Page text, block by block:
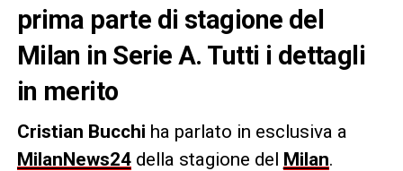
prima parte di stagione del
Milan in Serie A. Tutti i dettagli
in merito
Cristian Bucchi ha parlato in esclusiva a
MilanNews24della stagione del Milan.